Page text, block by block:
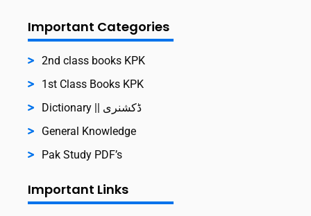
Important Categories
2nd class books KPK
1st Class Books KPK
Dictionary || ڈکشنری
General Knowledge
Pak Study PDF’s
Important Links